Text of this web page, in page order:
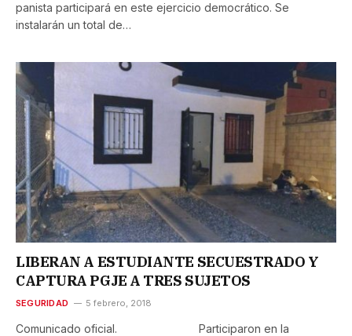
panista participará en este ejercicio democrático. Se
instalarán un total de…
LIBERAN A ESTUDIANTE SECUESTRADO Y
CAPTURA PGJE A TRES SUJETOS
SEGURIDAD 5 febrero, 2018
Comunicado oficial. Participaron en la